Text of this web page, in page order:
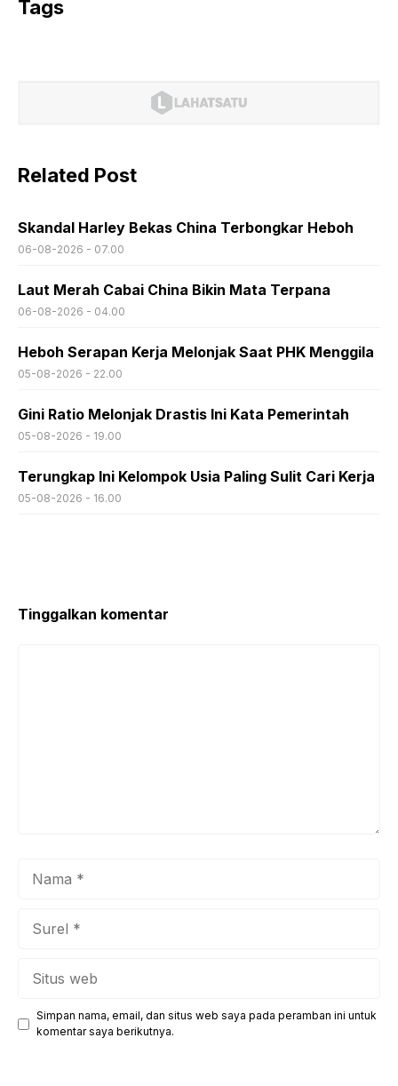
Tags
Related Post
Skandal Harley Bekas China Terbongkar Heboh
06-08-2026 - 07.00
Laut Merah Cabai China Bikin Mata Terpana
06-08-2026 - 04.00
Heboh Serapan Kerja Melonjak Saat PHK Menggila
05-08-2026 - 22.00
Gini Ratio Melonjak Drastis Ini Kata Pemerintah
05-08-2026 - 19.00
Terungkap Ini Kelompok Usia Paling Sulit Cari Kerja
05-08-2026 - 16.00
Tinggalkan komentar
Simpan nama, email, dan situs web saya pada peramban ini untuk
komentar saya berikutnya.